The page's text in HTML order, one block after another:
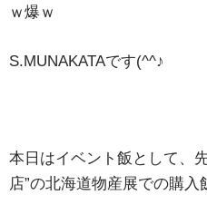
ｗ爆ｗ
S.MUNAKATAです(^^♪
本日はイベント飯として、
店”の北海道物産展での購